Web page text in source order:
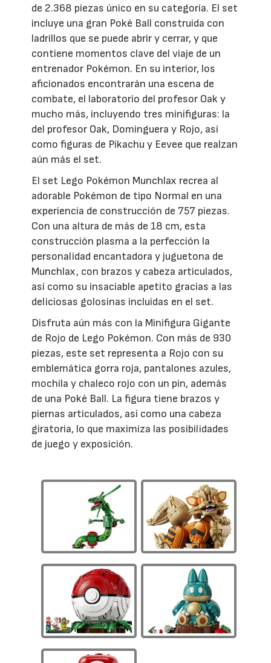
de 2.368 piezas único en su categoría. El set
incluye una gran Poké Ball construida con
ladrillos que se puede abrir y cerrar, y que
contiene momentos clave del viaje de un
entrenador Pokémon. En su interior, los
aficionados encontrarán una escena de
combate, el laboratorio del profesor Oak y
mucho más, incluyendo tres minifiguras: la
del profesor Oak, Dominguera y Rojo, así
como figuras de Pikachu y Eevee que realzan
aún más el set.
El set Lego Pokémon Munchlax recrea al
adorable Pokémon de tipo Normal en una
experiencia de construcción de 757 piezas.
Con una altura de más de 18 cm, esta
construcción plasma a la perfección la
personalidad encantadora y juguetona de
Munchlax, con brazos y cabeza articulados,
así como su insaciable apetito gracias a las
deliciosas golosinas incluidas en el set.
Disfruta aún más con la Minifigura Gigante
de Rojo de Lego Pokémon. Con más de 930
piezas, este set representa a Rojo con su
emblemática gorra roja, pantalones azules,
mochila y chaleco rojo con un pin, además
de una Poké Ball. La figura tiene brazos y
piernas articulados, así como una cabeza
giratoria, lo que maximiza las posibilidades
de juego y exposición.